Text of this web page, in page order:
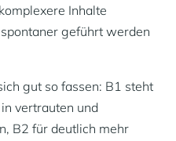
Inhalte
geführt werden
gut so fassen: B1 steht
vertrauten und
B2 für deutlich mehr